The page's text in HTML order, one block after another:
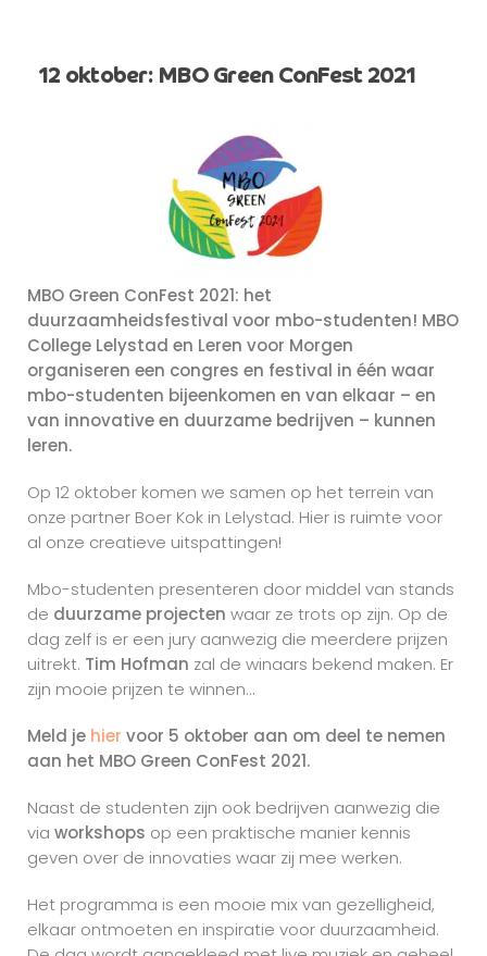
12 oktober: MBO Green ConFest 2021
MBO Green ConFest 2021: het
duurzaamheidsfestival voor mbo-studenten! MBO
College Lelystad en Leren voor Morgen
organiseren een congres en festival in één waar
mbo-studenten bijeenkomen en van elkaar – en
van innovative en duurzame bedrijven – kunnen
leren.
Op 12 oktober komen we samen op het terrein van
onze partner Boer Kok in Lelystad. Hier is ruimte voor
al onze creatieve uitspattingen!
Mbo-studenten presenteren door middel van stands
de duurzame projecten waar ze trots op zijn. Op de
dag zelf is er een jury aanwezig die meerdere prijzen
uitrekt. Tim Hofman zal de winaars bekend maken. Er
zijn mooie prijzen te winnen…
Meld je hier voor 5 oktober aan om deel te nemen
aan het MBO Green ConFest 2021.
Naast de studenten zijn ook bedrijven aanwezig die
via workshops op een praktische manier kennis
geven over de innovaties waar zij mee werken.
Het programma is een mooie mix van gezelligheid,
elkaar ontmoeten en inspiratie voor duurzaamheid.